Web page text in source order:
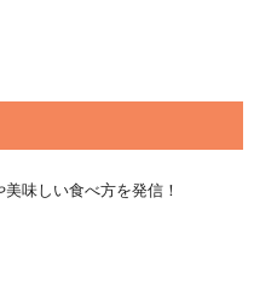
味しい食べ方を発信！